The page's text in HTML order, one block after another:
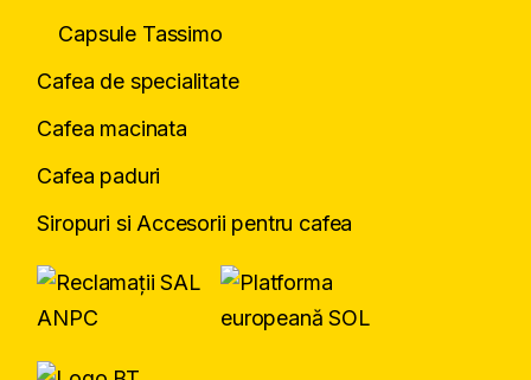
Capsule Tassimo
Cafea de specialitate
Cafea macinata
Cafea paduri
Siropuri si Accesorii pentru cafea